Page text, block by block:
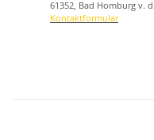
61352, Bad Homburg v.
Kontaktformular